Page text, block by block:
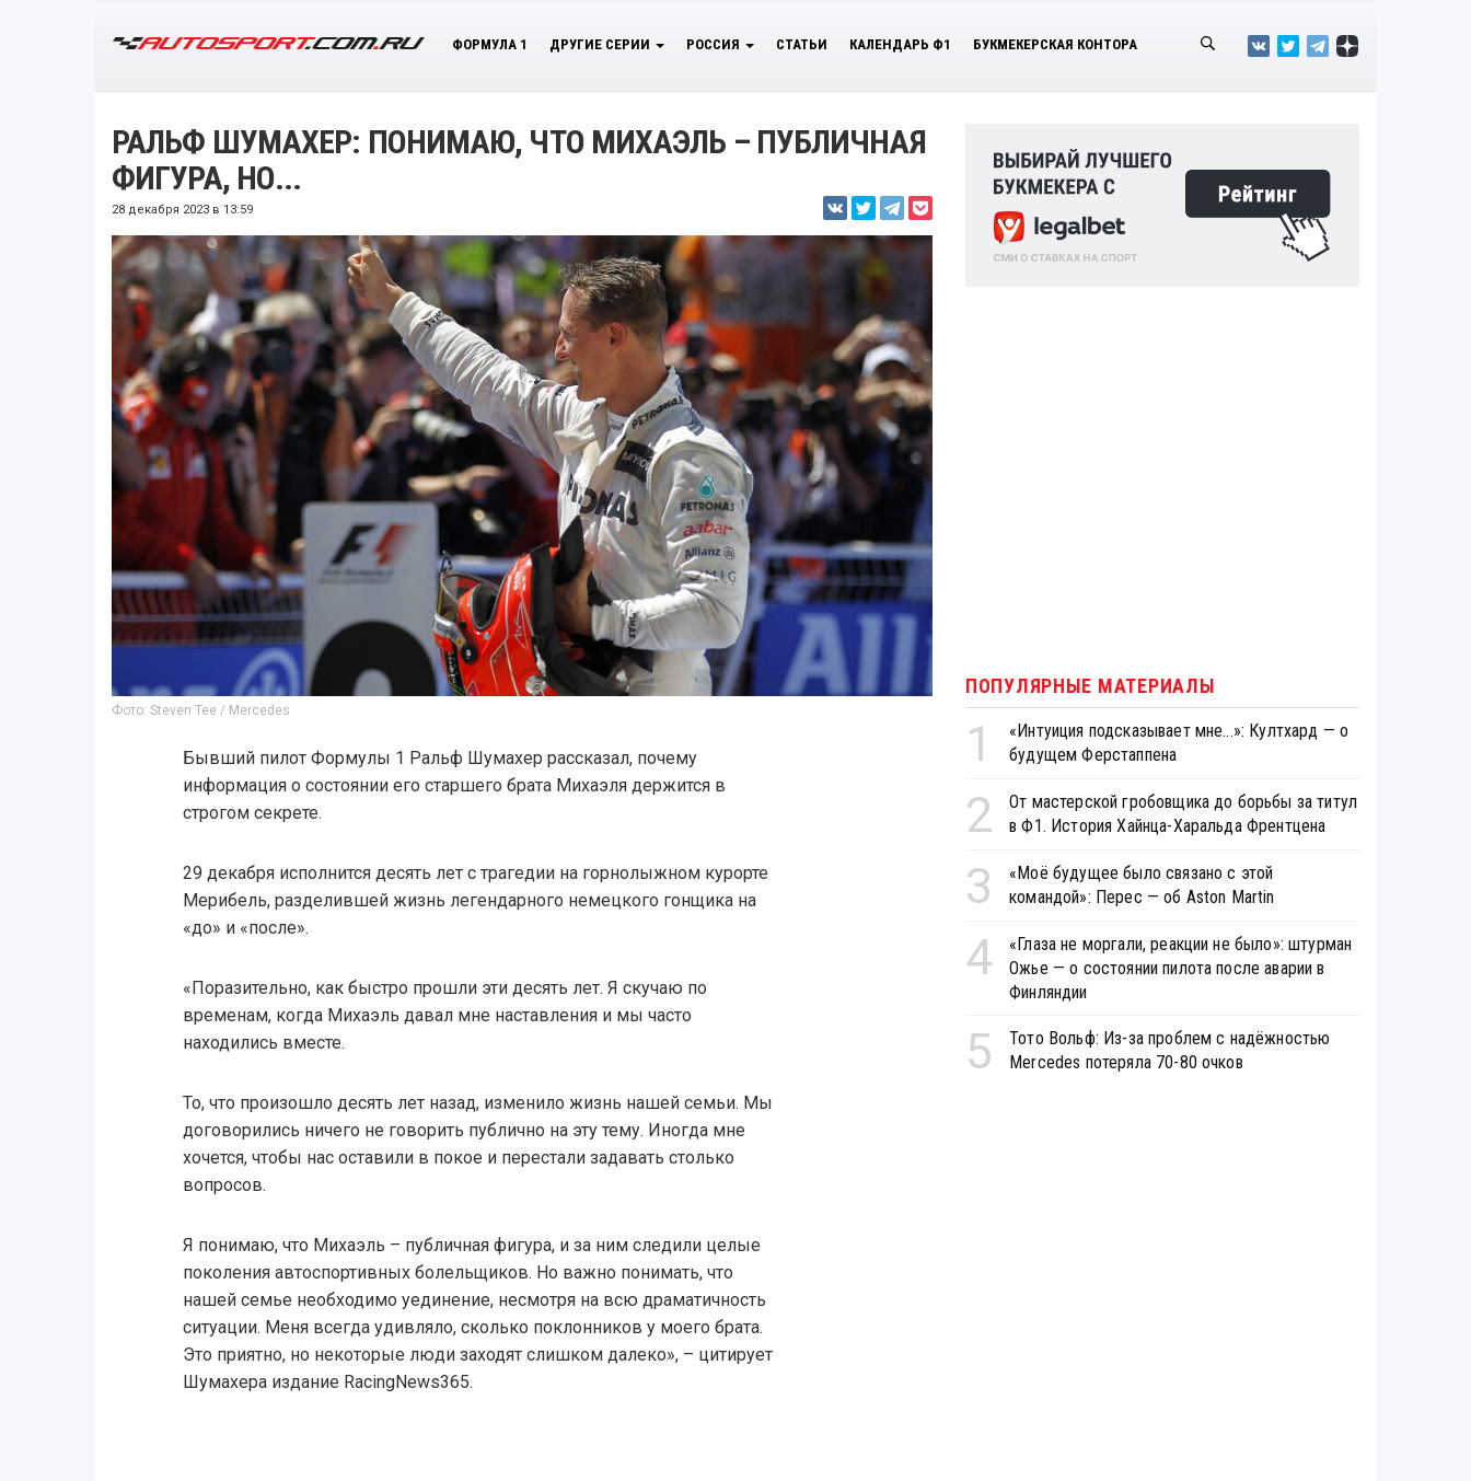
ФОРМУЛА 1 ДРУГИЕ СЕРИИ РОССИЯ СТАТЬИ КАЛЕНДАРЬ Ф1 БУКМЕКЕРСКАЯ КОНТОРА
РАЛЬФ ШУМАХЕР: ПОНИМАЮ, ЧТО МИХАЭЛЬ – ПУБЛИЧНАЯ
ФИГУРА, НО...
28 декабря 2023 в 13:59
Фото: Steven Tee / Mercedes
Бывший пилот Формулы 1 Ральф Шумахер рассказал, почему
информация о состоянии его старшего брата Михаэля держится в
строгом секрете.
29 декабря исполнится десять лет с трагедии на горнолыжном курорте
Мерибель, разделившей жизнь легендарного немецкого гонщика на
«до» и «после».
«Поразительно, как быстро прошли эти десять лет. Я скучаю по
временам, когда Михаэль давал мне наставления и мы часто
находились вместе.
То, что произошло десять лет назад, изменило жизнь нашей семьи. Мы
договорились ничего не говорить публично на эту тему. Иногда мне
хочется, чтобы нас оставили в покое и перестали задавать столько
вопросов.
Я понимаю, что Михаэль – публичная фигура, и за ним следили целые
поколения автоспортивных болельщиков. Но важно понимать, что
нашей семье необходимо уединение, несмотря на всю драматичность
ситуации. Меня всегда удивляло, сколько поклонников у моего брата.
Это приятно, но некоторые люди заходят слишком далеко», – цитирует
Шумахера издание RacingNews365.
ПОПУЛЯРНЫЕ МАТЕРИАЛЫ
1
«Интуиция подсказывает мне...»: Култхард — о
будущем Ферстаппена
2
От мастерской гробовщика до борьбы за титул
в Ф1. История Хайнца-Харальда Френтцена
3
«Моё будущее было связано с этой
командой»: Перес — об Aston Martin
4
«Глаза не моргали, реакции не было»: штурман
Ожье — о состоянии пилота после аварии в
Финляндии
5
Тото Вольф: Из-за проблем с надёжностью
Mercedes потеряла 70-80 очков